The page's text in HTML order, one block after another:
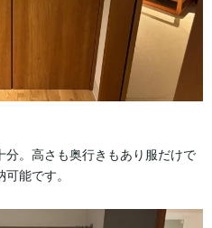
分。高さも奥行きもあり服だけで
能です。